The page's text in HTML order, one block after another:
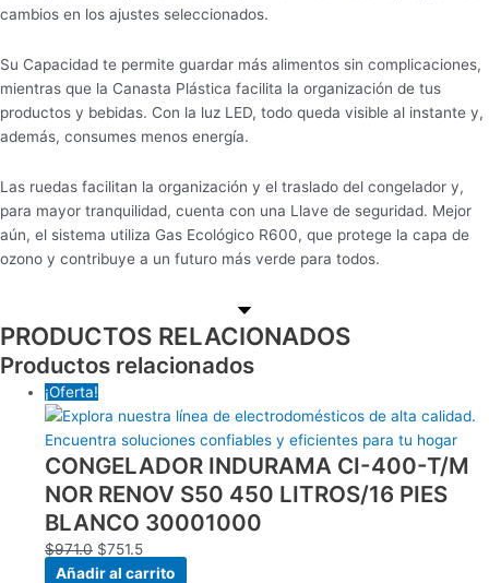
cambios en los ajustes seleccionados.
Su Capacidad te permite guardar más alimentos sin complicaciones,
mientras que la Canasta Plástica facilita la organización de tus
productos y bebidas. Con la luz LED, todo queda visible al instante y,
además, consumes menos energía.
Las ruedas facilitan la organización y el traslado del congelador y,
para mayor tranquilidad, cuenta con una Llave de seguridad. Mejor
aún, el sistema utiliza Gas Ecológico R600, que protege la capa de
ozono y contribuye a un futuro más verde para todos.
PRODUCTOS RELACIONADOS
Productos relacionados
¡Oferta!
CONGELADOR INDURAMA CI-400-T/M
NOR RENOV S50 450 LITROS/16 PIES
BLANCO 30001000
$971.0 $751.5
Añadir al carrito